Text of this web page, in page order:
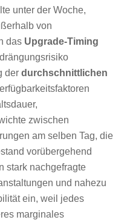
unter der Woche,
von
das Upgrade-Timing
derdurchschnittlichen
zwischen
am selben Tag, die
vorübergehend
stark nachgefragte
und nahezu
ein, weil jedes
marginales